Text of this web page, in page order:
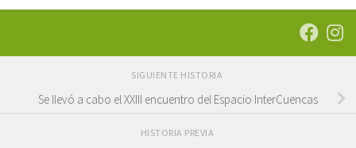
SIGUIENTE HISTORIA
Se llevó a cabo el XXIII encuentro del Espacio InterCuencas
HISTORIA PREVIA